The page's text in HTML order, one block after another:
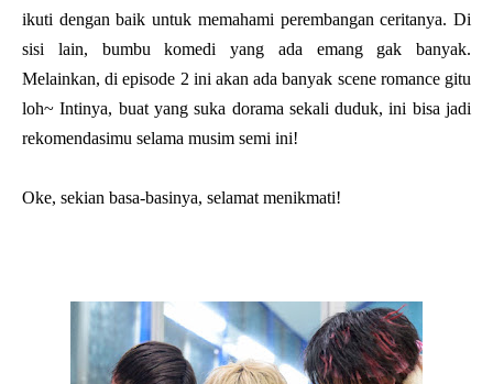
ikuti dengan baik untuk memahami perembangan ceritanya. Di
sisi lain, bumbu komedi yang ada emang gak banyak.
Melainkan, di episode 2 ini akan ada banyak scene romance gitu
loh~ Intinya, buat yang suka dorama sekali duduk, ini bisa jadi
rekomendasimu selama musim semi ini!
Oke, sekian basa-basinya, selamat menikmati!